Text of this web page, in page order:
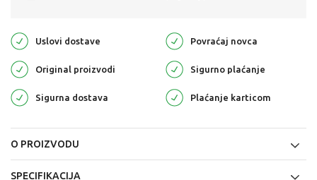
Uslovi dostave Povraćaj novca
Original proizvodi Sigurno plaćanje
Sigurna dostava Plaćanje karticom
O PROIZVODU
SPECIFIKACIJA